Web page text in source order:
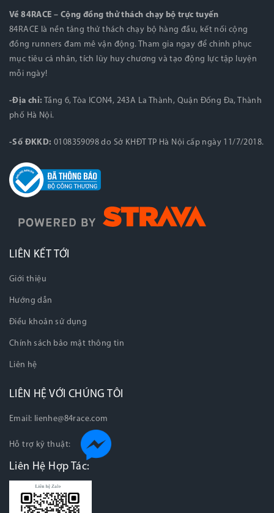
Về 84RACE – Cộng đồng thử thách chạy bộ trực tuyến
84RACE là nền tảng thử thách chạy bộ hàng đầu, kết nối cộng
đồng runners đam mê vận động. Tham gia ngay để chinh phục
mục tiêu cá nhân, tích lũy huy chương và tạo động lực tập luyện
mỗi ngày!
-Địa chỉ:
Tầng 6, Tòa ICON4, 243A La Thành, Quận Đống Đa, Thành
phố Hà Nội.
-Số ĐKKD: 0108359098 do Sở KHĐT TP Hà Nội cấp ngày 11/7/2018.
LIÊN KẾT TỚI
Giới thiệu
Hướng dẫn
Điều khoản sử dụng
Chính sách bảo mật thông tin
Liên hệ
LIÊN HỆ VỚI CHÚNG TÔI
Email: lienhe@84race.com
Hỗ trợ kỹ thuật:
Liên Hệ Hợp Tác: